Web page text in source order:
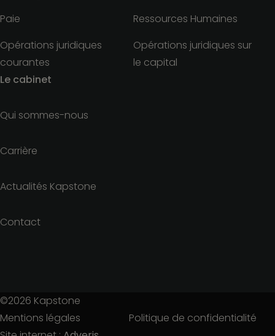
Paie
Ressources Humaines
Opérations juridiques
courantes
Opérations juridiques sur
le capital
Le cabinet
Qui sommes-nous
Carrière
Actualités Kapstone
Contact
©2026 Kapstone
Mentions légales
Politique de confidentialité